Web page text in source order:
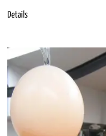
Details